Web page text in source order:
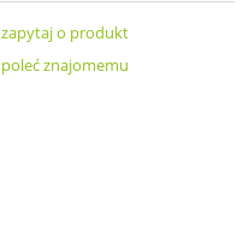
zapytaj o produkt
poleć znajomemu